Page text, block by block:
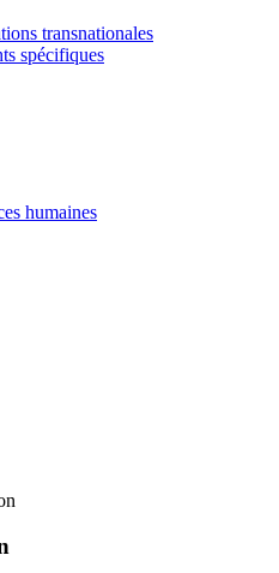
transnationales
spécifiques
humaines